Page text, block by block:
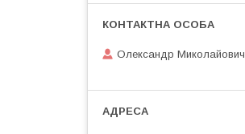
Олександр Миколайович